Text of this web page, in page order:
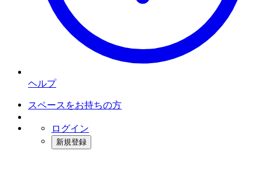
ヘルプ
スペースをお持ちの方
ログイン
新規登録